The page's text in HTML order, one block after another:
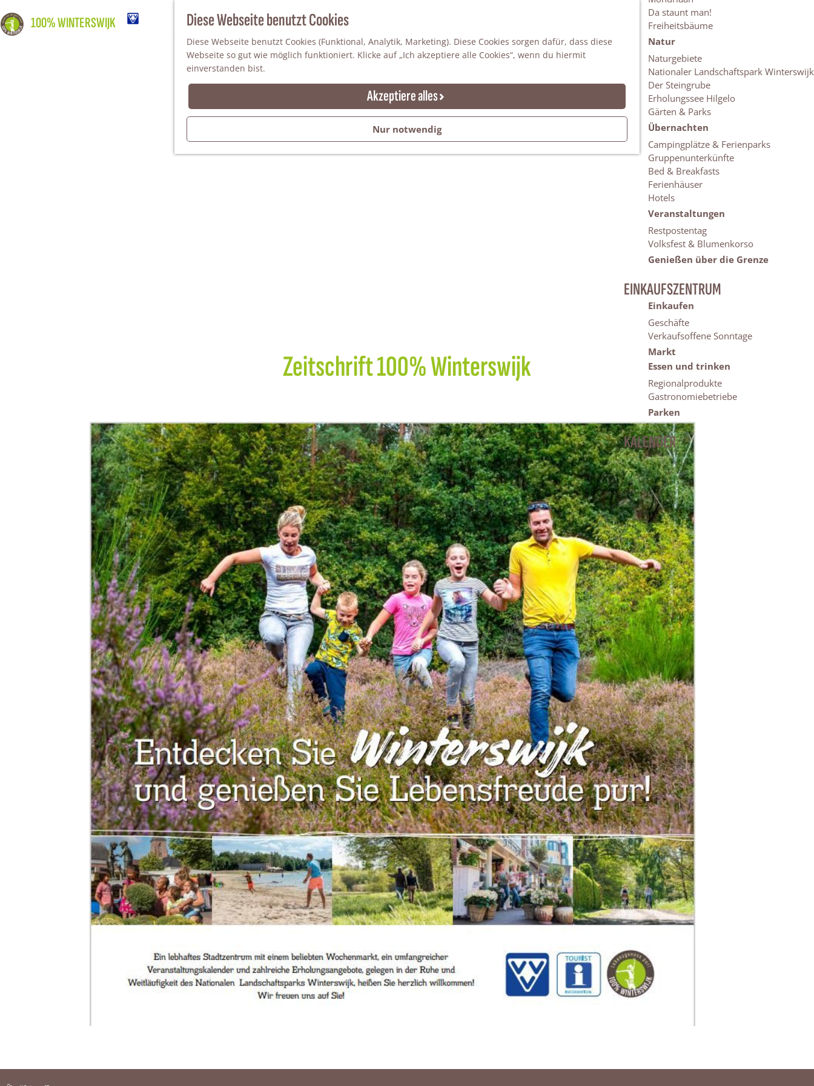
Diese Webseite benutzt Cookies
Diese Webseite benutzt Cookies (Funktional, Analytik, Marketing). Diese Cookies sorgen dafür, dass diese
Webseite so gut wie möglich funktioniert. Klicke auf „Ich akzeptiere alle Cookies“, wenn du hiermit
einverstanden bist.
Akzeptiere alles
Nur notwendig
100% WINTERSWIJK
c
n
e
Da staunt man!
Freiheitsbäume
Natur
Naturgebiete
Nationaler Landschaftspark Winterswijk
Der Steingrube
Erholungssee Hilgelo
Gärten & Parks
Übernachten
Campingplätze & Ferienparks
Gruppenunterkünfte
Bed & Breakfasts
Ferienhäuser
Hotels
Veranstaltungen
Restpostentag
Volksfest & Blumenkorso
Genießen über die Grenze
EINKAUFSZENTRUM
Einkaufen
Geschäfte
Verkaufsoffene Sonntage
Markt
Essen und trinken
Regionalprodukte
Gastronomiebetriebe
Parken
KALENDER
Zeitschrift 100% Winterswijk